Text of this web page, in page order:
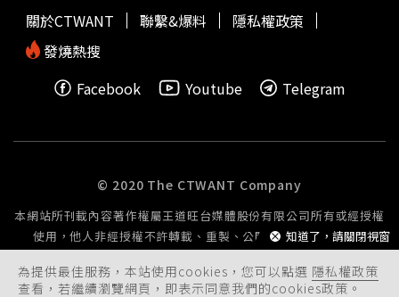
的堅持收穫不少粉絲，還有許多來自東南亞的觀眾，用英文
留言，幫他加油打氣。他這次飾演渣男游泳教練，是首次接
後花絮與身材照，反差形象讓粉絲跌破眼鏡，轉發PO文並
「這好不真實，沒想到演一部戲可以引起這麼多的效應，希
望大家可以認可我的努力，明年我還有一部鬼片《鬼天廈》
要上映，角色很陰暗複雜，到時候也請大家支持我。」
為提供最佳服務，本站使用cookies，您可以點選 隱私權政策
查看，若繼續瀏覽網頁，即表示同意我們的cookies政策。
知道了，請關閉視窗
關於CTWANT 聯繫&爆料
隱私權政策
發燒熱搜
Facebook
Youtube Telegram
© 2020 The CTWANT Company
本網站所刊載內容著作權屬王道旺台媒體股份有限公司所有或經授權
使用，他人非經授權不許轉載、重製、公開播送或公開傳輸。